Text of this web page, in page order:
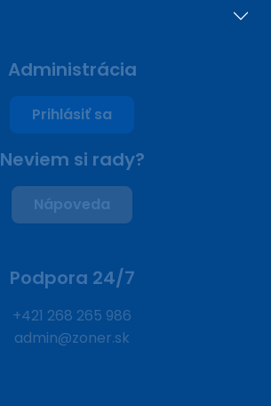
Administrácia
Prihlásiť sa
Neviem si rady?
Nápoveda
Podpora 24/7
+421 268 265 986
admin@zoner.sk